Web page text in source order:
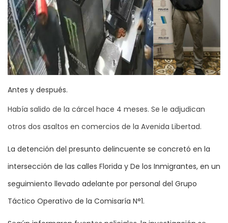
Antes y después.
Había salido de la cárcel hace 4 meses. Se le adjudican
otros dos asaltos en comercios de la Avenida Libertad.
La detención del presunto delincuente se concretó en la
intersección de las calles Florida y De los Inmigrantes, en un
seguimiento llevado adelante por personal del Grupo
Táctico Operativo de la Comisaría N°1.